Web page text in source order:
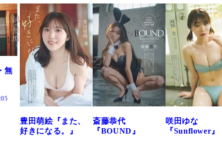
斎藤恭代
『BOUND』
咲田ゆな
『Sunflower』
藤水咲桜『花
だまり』